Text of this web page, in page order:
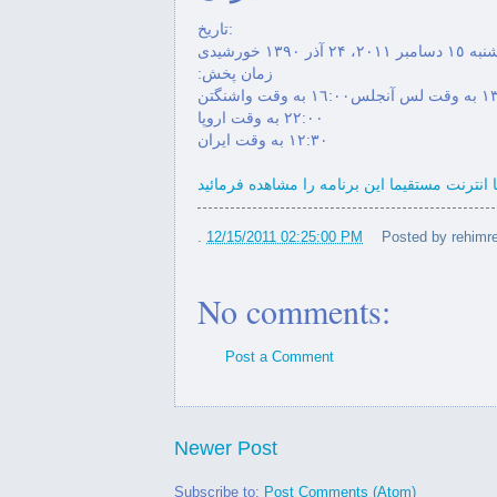
قالە مەڕەی شمشاڵ ژەن Qale mere u
Shemshal
در برنامه "تفسیر خبر" صدای
آمریکا
"ایران آریایی" با رحیم رشیدی
...
در ایران بر سر
پێشمە...
پارس در مورد خواست کردها در
ایران
رۆژی جیهانی خەبات دژی مادە
►
► February (19)
► January
تاریخ:
۲۴ آذر ۱۳۹۰ خورشیدی
:زمان پخش
وقت واشنگتن
٢٢:٠٠ بە وقت اروپا
١٢:٣٠ بە وقت ایران
انترنت مستقیما این برنامە را مشاهدە فرمائید
12/15/2011 02:25:00 PM Posted by
No comments:
Post a Comment
Newer Post
Subscribe to: Post Comments (Atom)